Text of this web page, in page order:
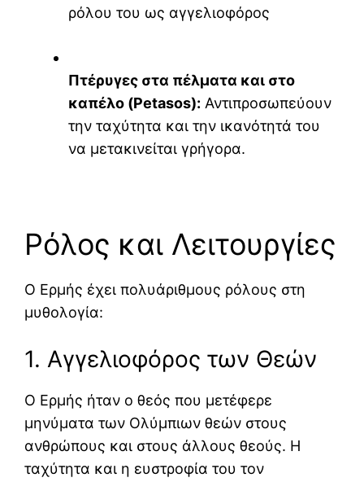
ρόλου του ως αγγελιοφόρος
Πτέρυγες στα πέλματα και στο
καπέλο (Petasos): Αντιπροσωπεύουν
την ταχύτητα και την ικανότητά του
να μετακινείται γρήγορα.
Ρόλος και Λειτουργίες
Ο Ερμής έχει πολυάριθμους ρόλους στη
μυθολογία:
1. Αγγελιοφόρος των Θεών
Ο Ερμής ήταν ο θεός που μετέφερε
μηνύματα των Ολύμπιων θεών στους
ανθρώπους και στους άλλους θεούς. Η
ταχύτητα και η ευστροφία του τον